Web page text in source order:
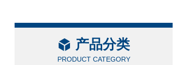
产品分类
PRODUCT CATEGORY